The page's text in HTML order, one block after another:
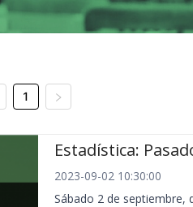
1
Estadística:
2023-09-02 10:30:00
Sábado 2 de septiembre,